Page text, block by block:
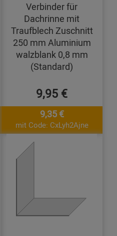
Verbinder für
Dachrinne mit
Traufblech Zuschnitt
250 mm Aluminium
walzblank 0,8 mm
(Standard)
9,95 €
9,35 €
mit Code: CxLyh2Ajne